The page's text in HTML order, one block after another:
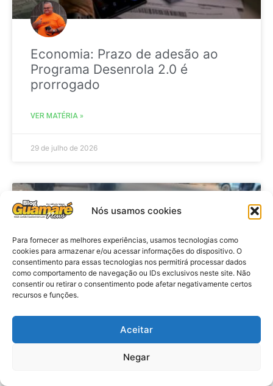
Nós usamos cookies
Para fornecer as melhores experiências, usamos tecnologias como
cookies para armazenar e/ou acessar informações do dispositivo. O
consentimento para essas tecnologias nos permitirá processar dados
como comportamento de navegação ou IDs exclusivos neste site. Não
consentir ou retirar o consentimento pode afetar negativamente certos
recursos e funções.
Aceitar
Negar
Economia: Prazo de adesão ao
Programa Desenrola 2.0 é
prorrogado
VER MATÉRIA »
29 de julho de 2026
Acidente: A caminho do trabalho
professora se envolve em